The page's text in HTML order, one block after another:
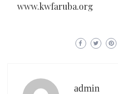
www.kwfaruba.org
admin